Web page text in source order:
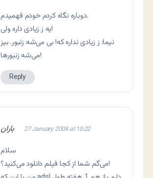
دوباره نگاه کردم خودم فهمیدم.
یه ز زیادی داره ولی!
نیما: ز زیادی نداره که! بی می‌شه زنبور. بیز
می‌شه زنبورها!
Reply
باران 27 January 2008 at 10:22
سلام
می‌گم شما از کجا فیلم دانلود می‌کنید؟!